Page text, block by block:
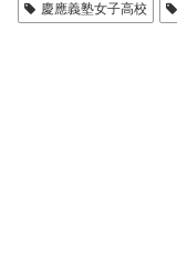
慶應義塾女子高校